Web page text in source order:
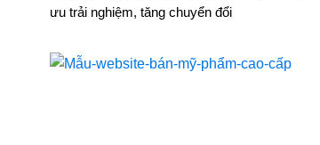
ưu trải nghiệm, tăng chuyển đổi